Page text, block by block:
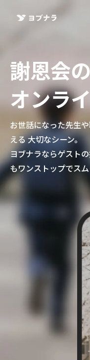
謝恩会
オンラ
お世話になった先生
える大切なシーン。
ヨブナラならゲスト
もワンストップでスム